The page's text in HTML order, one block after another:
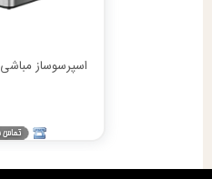
اسپرسوساز مباشی ME-ECM2113